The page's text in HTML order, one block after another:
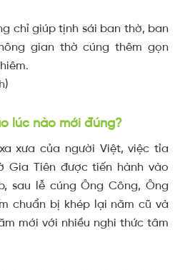
chỉ giúp tịnh sái ban thờ, ban
gian thờ cúng thêm gọn
lúc nào mới đúng?
xưa của người Việt, việc tỉa
Gia Tiên được tiến hành vào
sau lễ cúng Ông Công, Ông
chuẩn bị khép lại năm cũ và
mới với nhiều nghi thức tâm